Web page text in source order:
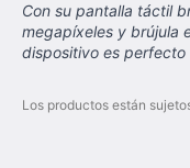
Con su pantalla táctil
megapíxeles y brújula
dispositivo es perfecto
Los productos están